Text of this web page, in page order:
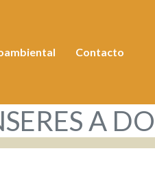
Contacto
A